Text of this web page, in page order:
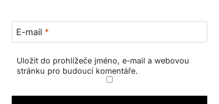
E-mail *
Uložit do prohlížeče jméno, e-mail a webovou
stránku pro budoucí komentáře.